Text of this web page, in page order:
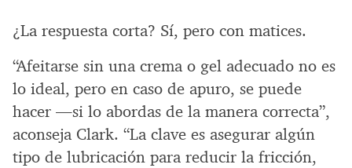
¿La respuesta corta? Sí, pero con matices.
“Afeitarse sin una crema o gel adecuado no es
lo ideal, pero en caso de apuro, se puede
hacer —si lo abordas de la manera correcta”,
aconseja Clark. “La clave es asegurar algún
tipo de lubricación para reducir la fricción,